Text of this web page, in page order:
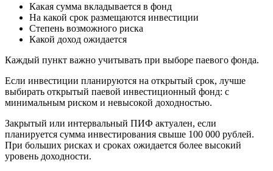
Какая сумма вкладывается в фонд
На какой срок размещаются инвестиции
Степень возможного риска
Какой доход ожидается
Каждый пункт важно учитывать при выборе паевого фонда.
Если инвестиции планируются на открытый срок, лучше
выбирать открытый паевой инвестиционный фонд: с
минимальным риском и невысокой доходностью.
Закрытый или интервальный ПИФ актуален, если
планируется сумма инвестирования свыше 100 000 рублей.
При больших рисках и сроках ожидается более высокий
уровень доходности.